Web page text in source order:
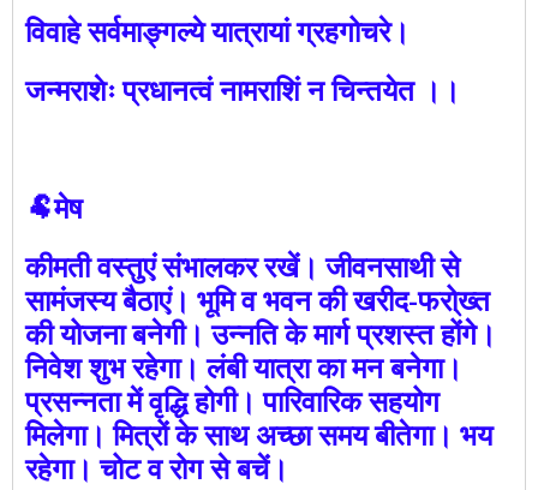
विवाहे सर्वमाङ्गल्ये यात्रायां ग्रहगोचरे।
जन्मराशेः प्रधानत्वं नामराशिं न चिन्तयेत ।।
🐏मेष
कीमती वस्तुएं संभालकर रखें। जीवनसाथी से
सामंजस्य बैठाएं। भूमि व भवन की खरीद-फरो्ख्‍त
की योजना बनेगी। उन्नति के मार्ग प्रशस्त होंगे।
निवेश शुभ रहेगा। लंबी यात्रा का मन बनेगा।
प्रसन्नता में वृद्धि होगी। पारिवारिक सहयोग
मिलेगा। मित्रों के साथ अच्छा समय बीतेगा। भय
रहेगा। चोट व रोग से बचें।